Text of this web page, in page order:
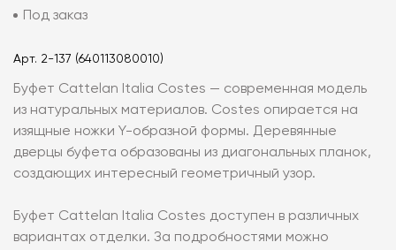
Под заказ
Арт. 2-137 (640113080010)
Буфет Cattelan Italia Costes — современная модель
из натуральных материалов. Costes опирается на
изящные ножки Y-образной формы. Деревянные
дверцы буфета образованы из диагональных планок,
создающих интересный геометричный узор.
Буфет Cattelan Italia Costes доступен в различных
вариантах отделки. За подробностями можно